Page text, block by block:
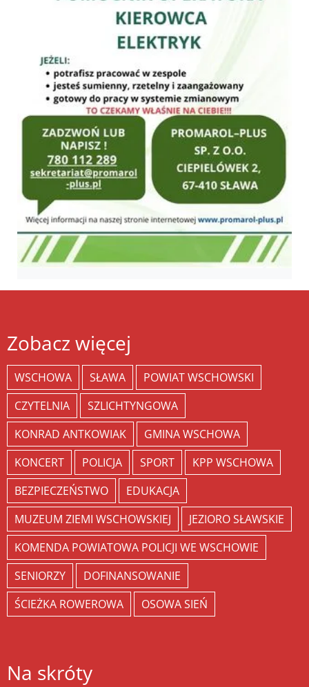
Zobacz więcej
WSCHOWA SŁAWA
POWIAT WSCHOWSKI
CZYTELNIA
SZLICHTYNGOWA
KONRAD ANTKOWIAK
GMINA WSCHOWA
KONCERT
POLICJA SPORT
KPP WSCHOWA
BEZPIECZEŃSTWO
EDUKACJA
MUZEUM ZIEMI WSCHOWSKIEJ
JEZIORO SŁAWSKIE
KOMENDA POWIATOWA POLICJI WE WSCHOWIE
SENIORZY
DOFINANSOWANIE
ŚCIEŻKA ROWEROWA
OSOWA SIEŃ
Na skróty